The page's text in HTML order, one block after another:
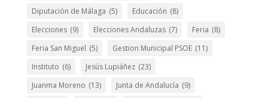
Diputación de Málaga (5) Educación (8)
Elecciones (9) Elecciones Andaluzas (7) Feria (8)
Feria San Miguel (5) Gestion Municipal PSOE (11)
Instituto (6) Jesús Lupiáñez (23)
Juanma Moreno (13) Junta de Andalucía (9)